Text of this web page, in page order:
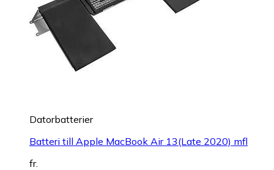
Datorbatterier
Batteri till Apple MacBook Air 13(Late 2020) mfl
fr.